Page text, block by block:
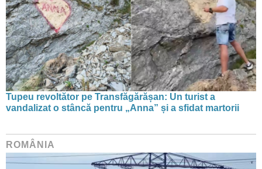
Tupeu revoltător pe Transfăgărășan: Un turist a
vandalizat o stâncă pentru „Anna” și a sfidat martorii
ROMÂNIA